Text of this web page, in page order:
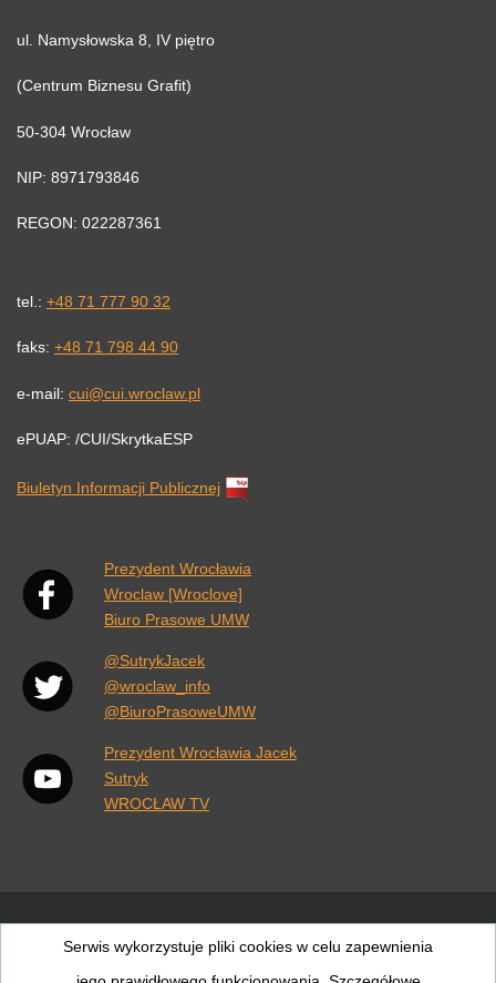
ul. Namysłowska 8, IV piętro
(Centrum Biznesu Grafit)
50-304 Wrocław
NIP: 8971793846
REGON: 022287361
tel.: +48 71 777 90 32
faks: +48 71 798 44 90
e-mail: cui@cui.wroclaw.pl
ePUAP: /CUI/SkrytkaESP
Biuletyn Informacji Publicznej
Prezydent Wrocławia
Wroclaw [Wroclove]
Biuro Prasowe UMW
@SutrykJacek
@wroclaw_info
@BiuroPrasoweUMW
Prezydent Wrocławia Jacek
Sutryk
WROCŁAW TV
Wiadomości Pogoda Rozkłady jazdy Wrocław
Serwis wykorzystuje pliki cookies w celu zapewnienia